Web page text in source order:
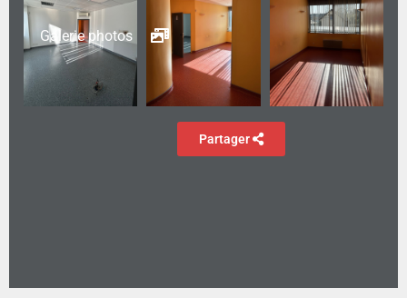
Galerie photos
Partager